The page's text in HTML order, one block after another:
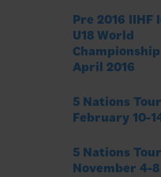
Pre 2016 IIHF
U18 World
April 2016
5 Nations
February 10-
5 Nations
November 4-8